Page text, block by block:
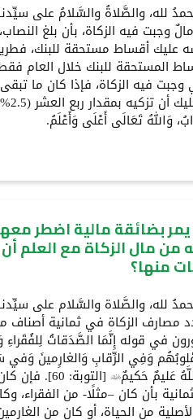
لله، والصَّلاةُ والسَّلامُ على
وجبت فيه الزكاة، بأن بلغ
عليك أقساط مستحقة للبنك،
المستحقة للبنك خلال العام
وجبت فيه الزكاة، فإذا كان ما
وَاللهُ تَعَالَى أَعْلَى وَأَعْلَمُ.
بضائقة مالية اضطر
من مال الزكاة مع العلم
منها؟
لله، والصَّلاة والسَّلام على
مصارف الزكاة في ثمانية
في قوله إِنَّمَا الصَّدَقاتُ لِلفُقَراءِ
وَفِي الرِّقابِ وَالغارِمينَ وَفي
مِنَ اللَّهِۗ وَاللَّهُ
بأن كان –مثلًا- من الفقراء،
من الحياة، أو كان من